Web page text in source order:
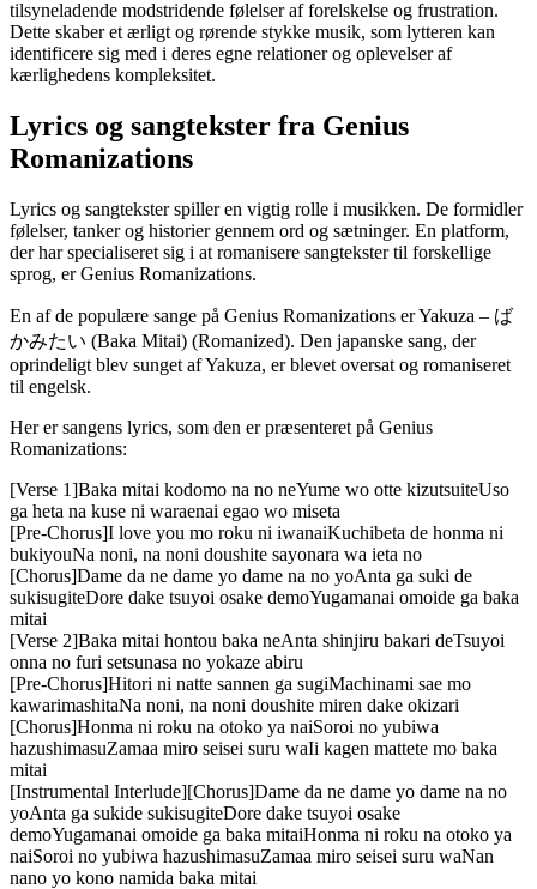
tilsyneladende modstridende følelser af forelskelse og frustration.
Dette skaber et ærligt og rørende stykke musik, som lytteren kan
identificere sig med i deres egne relationer og oplevelser af
kærlighedens kompleksitet.
Lyrics og sangtekster fra Genius
Romanizations
Lyrics og sangtekster spiller en vigtig rolle i musikken. De formidler
følelser, tanker og historier gennem ord og sætninger. En platform,
der har specialiseret sig i at romanisere sangtekster til forskellige
sprog, er Genius Romanizations.
En af de populære sange på Genius Romanizations er Yakuza – ば
かみたい (Baka Mitai) (Romanized). Den japanske sang, der
oprindeligt blev sunget af Yakuza, er blevet oversat og romaniseret
til engelsk.
Her er sangens lyrics, som den er præsenteret på Genius
Romanizations:
[Verse 1]Baka mitai kodomo na no neYume wo otte kizutsuiteUso
ga heta na kuse ni waraenai egao wo miseta
[Pre-Chorus]I love you mo roku ni iwanaiKuchibeta de honma ni
bukiyouNa noni, na noni doushite sayonara wa ieta no
[Chorus]Dame da ne dame yo dame na no yoAnta ga suki de
sukisugiteDore dake tsuyoi osake demoYugamanai omoide ga baka
mitai
[Verse 2]Baka mitai hontou baka neAnta shinjiru bakari deTsuyoi
onna no furi setsunasa no yokaze abiru
[Pre-Chorus]Hitori ni natte sannen ga sugiMachinami sae mo
kawarimashitaNa noni, na noni doushite miren dake okizari
[Chorus]Honma ni roku na otoko ya naiSoroi no yubiwa
hazushimasuZamaa miro seisei suru waIi kagen mattete mo baka
mitai
[Instrumental Interlude][Chorus]Dame da ne dame yo dame na no
yoAnta ga sukide sukisugiteDore dake tsuyoi osake
demoYugamanai omoide ga baka mitaiHonma ni roku na otoko ya
naiSoroi no yubiwa hazushimasuZamaa miro seisei suru waNan
nano yo kono namida baka mitai